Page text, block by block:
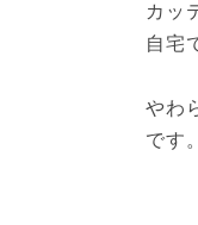
カッ
自宅
やわ
です